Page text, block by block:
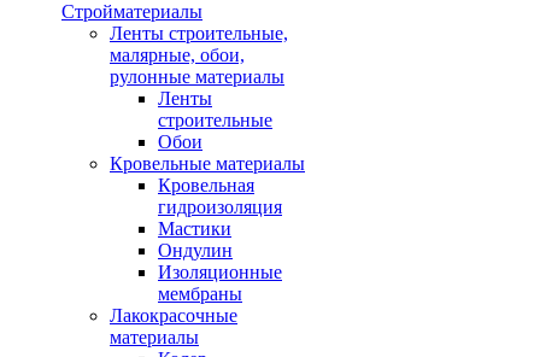
Стройматериалы
Ленты строительные,
малярные, обои,
рулонные материалы
Ленты
строительные
Обои
Кровельные материалы
Кровельная
гидроизоляция
Мастики
Ондулин
Изоляционные
мембраны
Лакокрасочные
материалы